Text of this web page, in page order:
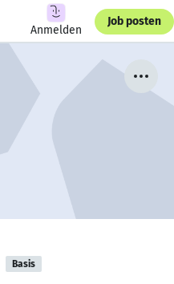
Anmelden
Job posten
Basis